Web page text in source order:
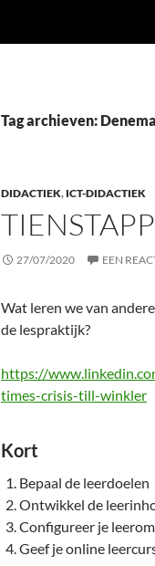
Tag archieven:
DIDACTIEK, ICT-DIDACTIEK
27/07/2020 EEN
Wat leren we van
de lespraktijk?
https://
times-crisis-till-winkler
Kort
Bepaal de leerdoelen
Ontwikkel de
Configureer je
Geef je online